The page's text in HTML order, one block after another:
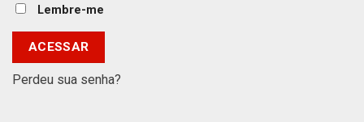
Lembre-me
ACESSAR
Perdeu sua senha?